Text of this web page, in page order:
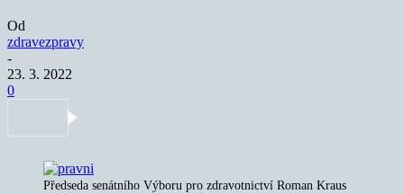
Od
zdravezpravy
-
23. 3. 2022
0
Předseda senátního Výboru pro zdravotnictví Roman Kraus